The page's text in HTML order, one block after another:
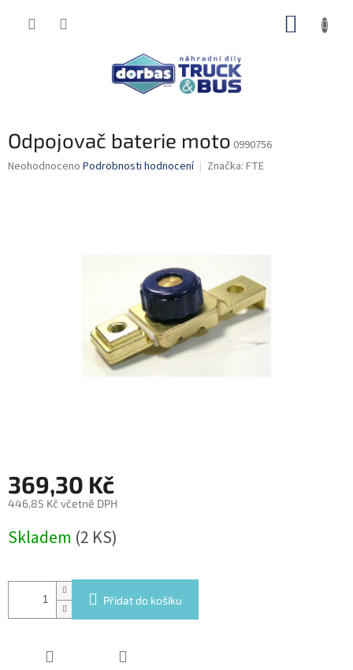
Odpojovač baterie moto 0990756
Průměrné
Neohodnoceno Podrobnosti hodnocení Značka: FTE
369,30 Kč
446,85 Kč včetně DPH
cena:
Skladem (2 KS)
Přidat do košíku